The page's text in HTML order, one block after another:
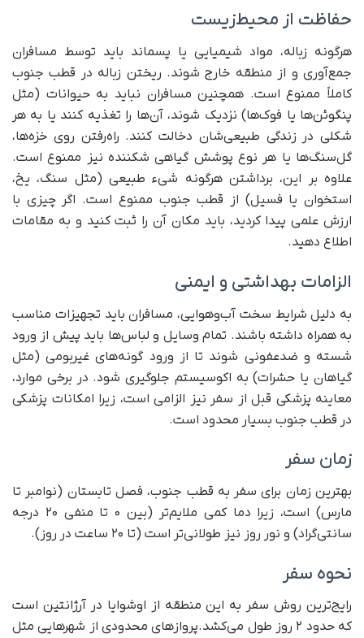
حفاظت از محیط‌زیست
هرگونه زباله، مواد شیمیایی یا پسماند باید توسط مسافران
جمع‌آوری و از منطقه خارج شوند. ریختن زباله در قطب جنوب
کاملاً ممنوع است. همچنین مسافران نباید به حیوانات (مثل
پنگوئن‌ها یا فوک‌ها) نزدیک شوند، آن‌ها را تغذیه کنند یا به هر
شکلی در زندگی طبیعی‌شان دخالت کنند. راه‌رفتن روی خزه‌ها،
گل‌سنگ‌ها یا هر نوع پوشش گیاهی شکننده نیز ممنوع است.
علاوه بر این، برداشتن هرگونه شیء طبیعی (مثل سنگ، یخ،
استخوان یا فسیل) از قطب جنوب ممنوع است. اگر چیزی با
ارزش علمی پیدا کردید، باید مکان آن را ثبت کنید و به مقامات
اطلاع دهید.
الزامات بهداشتی و ایمنی
به دلیل شرایط سخت آب‌وهوایی، مسافران باید تجهیزات مناسب
به همراه داشته باشند. تمام وسایل و لباس‌ها باید پیش از ورود
شسته و ضدعفونی شوند تا از ورود گونه‌های غیربومی (مثل
گیاهان یا حشرات) به اکوسیستم جلوگیری شود. در برخی موارد،
معاینه پزشکی قبل از سفر نیز الزامی است، زیرا امکانات پزشکی
در قطب جنوب بسیار محدود است.
زمان سفر
بهترین زمان برای سفر به قطب جنوب، فصل تابستان (نوامبر تا
مارس) است، زیرا دما کمی ملایم‌تر (بین ۰ تا منفی ۲۰ درجه
سانتی‌گراد) و نور روز نیز طولانی‌تر است (تا ۲۰ ساعت در روز).
نحوه سفر
رایج‌ترین روش سفر به این منطقه از اوشوایا در آرژانتین است
که حدود ۲ روز طول می‌کشد.پروازهای محدودی از شهرهایی مثل